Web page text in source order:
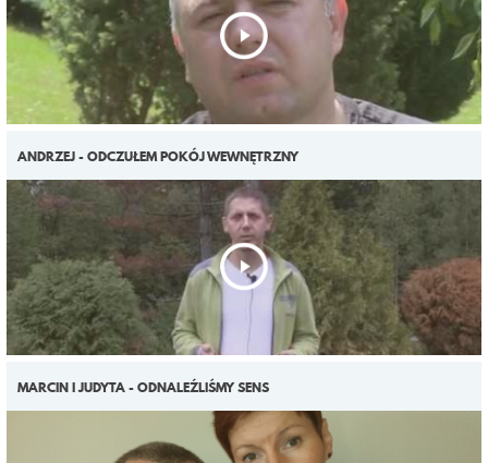
ANDRZEJ - ODCZUŁEM POKÓJ WEWNĘTRZNY
MARCIN I JUDYTA - ODNALEŹLIŚMY SENS